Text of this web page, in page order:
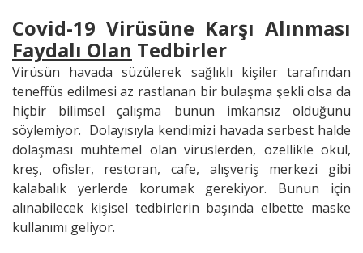
Covid-19 Virüsüne Karşı Alınması
Faydalı Olan Tedbirler
Virüsün havada süzülerek sağlıklı kişiler tarafından
teneffüs edilmesi az rastlanan bir bulaşma şekli olsa da
hiçbir bilimsel çalışma bunun imkansız olduğunu
söylemiyor. Dolayısıyla kendimizi havada serbest halde
dolaşması muhtemel olan virüslerden, özellikle okul,
kreş, ofisler, restoran, cafe, alışveriş merkezi gibi
kalabalık yerlerde korumak gerekiyor. Bunun için
alınabilecek kişisel tedbirlerin başında elbette maske
kullanımı geliyor.